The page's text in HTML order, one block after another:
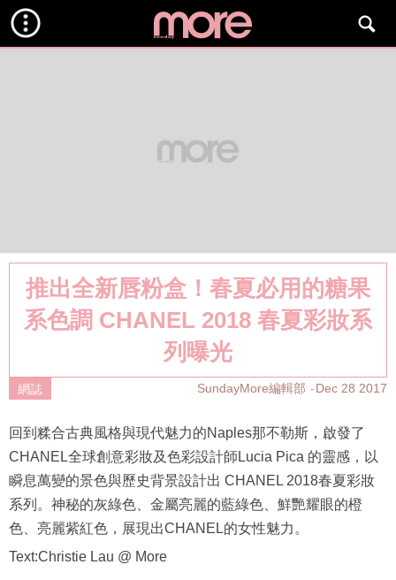
推出全新唇粉盒！春夏必用的糖果
系色調 CHANEL 2018 春夏彩妝系
列曝光
網誌 SundayMore編輯部 Dec 28 2017
回到糅合古典風格與現代魅力的Naples那不勒斯，啟發了
CHANEL全球創意彩妝及色彩設計師Lucia Pica 的靈感，以
瞬息萬變的景色與歷史背景設計出 CHANEL 2018春夏彩妝
系列。神秘的灰綠色、金屬亮麗的藍綠色、鮮艷耀眼的橙
色、亮麗紫紅色，展現出CHANEL的女性魅力。
Text:Christie Lau @ More